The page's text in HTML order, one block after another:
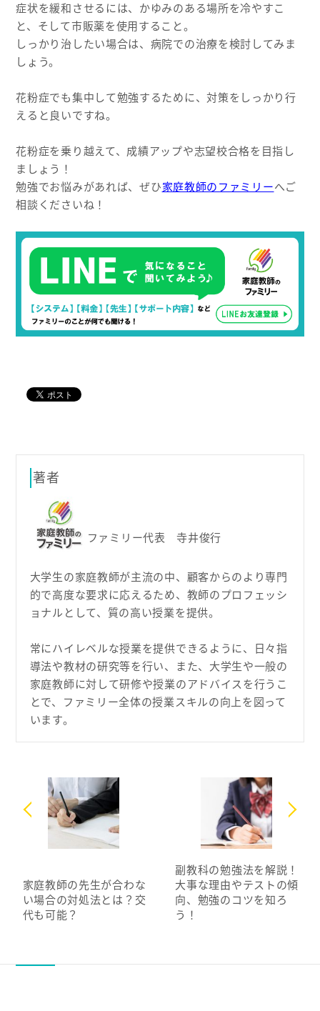
症状を緩和させるには、かゆみのある場所を冷やすこ
と、そして市販薬を使用すること。
しっかり治したい場合は、病院での治療を検討してみま
しょう。
花粉症でも集中して勉強するために、対策をしっかり行
えると良いですね。
花粉症を乗り越えて、成績アップや志望校合格を目指し
ましょう！
勉強でお悩みがあれば、ぜひ家庭教師のファミリーへご
相談くださいね！
著者
ファミリー代表 寺井俊行
大学生の家庭教師が主流の中、顧客からのより専門
的で高度な要求に応えるため、教師のプロフェッシ
ョナルとして、質の高い授業を提供。
常にハイレベルな授業を提供できるように、日々指
導法や教材の研究等を行い、また、大学生や一般の
家庭教師に対して研修や授業のアドバイスを行うこ
とで、ファミリー全体の授業スキルの向上を図って
います。
家庭教師の先生が合わな
い場合の対処法とは？交
代も可能？
副教科の勉強法を解説！
大事な理由やテストの傾
向、勉強のコツを知ろ
う！